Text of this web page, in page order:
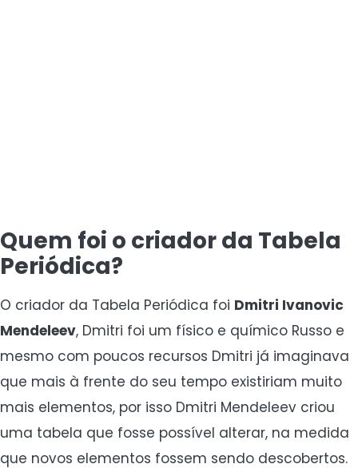
Quem foi o criador da Tabela
Periódica?
O criador da Tabela Periódica foi Dmitri Ivanovic
Mendeleev, Dmitri foi um físico e químico Russo e
mesmo com poucos recursos Dmitri já imaginava
que mais à frente do seu tempo existiriam muito
mais elementos, por isso Dmitri Mendeleev criou
uma tabela que fosse possível alterar, na medida
que novos elementos fossem sendo descobertos.